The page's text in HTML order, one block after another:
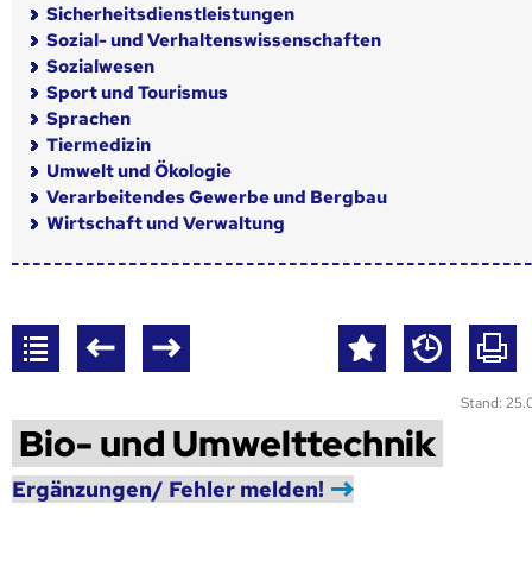
Sicherheitsdienstleistungen
Sozial- und Verhaltenswissenschaften
Sozialwesen
Sport und Tourismus
Sprachen
Tiermedizin
Umwelt und Ökologie
Verarbeitendes Gewerbe und Bergbau
Wirtschaft und Verwaltung
Stand:
Bio- und Umwelttechnik
Ergänzungen/ Fehler melden!